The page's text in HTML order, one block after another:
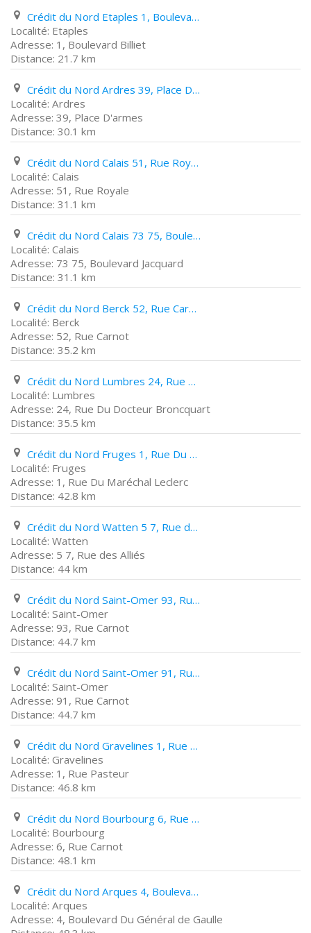
Crédit du Nord Etaples 1, Boulevard Billiet
Etaples
1, Boulevard Billiet
21.7 km
Crédit du Nord Ardres 39, Place D'armes
Ardres
39, Place D'armes
30.1 km
Crédit du Nord Calais 51, Rue Royale
Calais
51, Rue Royale
31.1 km
Crédit du Nord Calais 73 75, Boulevard Jacquard
Calais
73 75, Boulevard Jacquard
31.1 km
Crédit du Nord Berck 52, Rue Carnot
Berck
52, Rue Carnot
35.2 km
Crédit du Nord Lumbres 24, Rue Du Docteur Broncquart
Lumbres
24, Rue Du Docteur Broncquart
35.5 km
Crédit du Nord Fruges 1, Rue Du Maréchal Leclerc
Fruges
1, Rue Du Maréchal Leclerc
42.8 km
Crédit du Nord Watten 5 7, Rue des Alliés
Watten
5 7, Rue des Alliés
44 km
Crédit du Nord Saint-Omer 93, Rue Carnot
Saint-Omer
93, Rue Carnot
44.7 km
Crédit du Nord Saint-Omer 91, Rue Carnot
Saint-Omer
91, Rue Carnot
44.7 km
Crédit du Nord Gravelines 1, Rue Pasteur
Gravelines
1, Rue Pasteur
46.8 km
Crédit du Nord Bourbourg 6, Rue Carnot
Bourbourg
6, Rue Carnot
48.1 km
Crédit du Nord Arques 4, Boulevard Du Général de Gaulle
Arques
4, Boulevard Du Général de Gaulle